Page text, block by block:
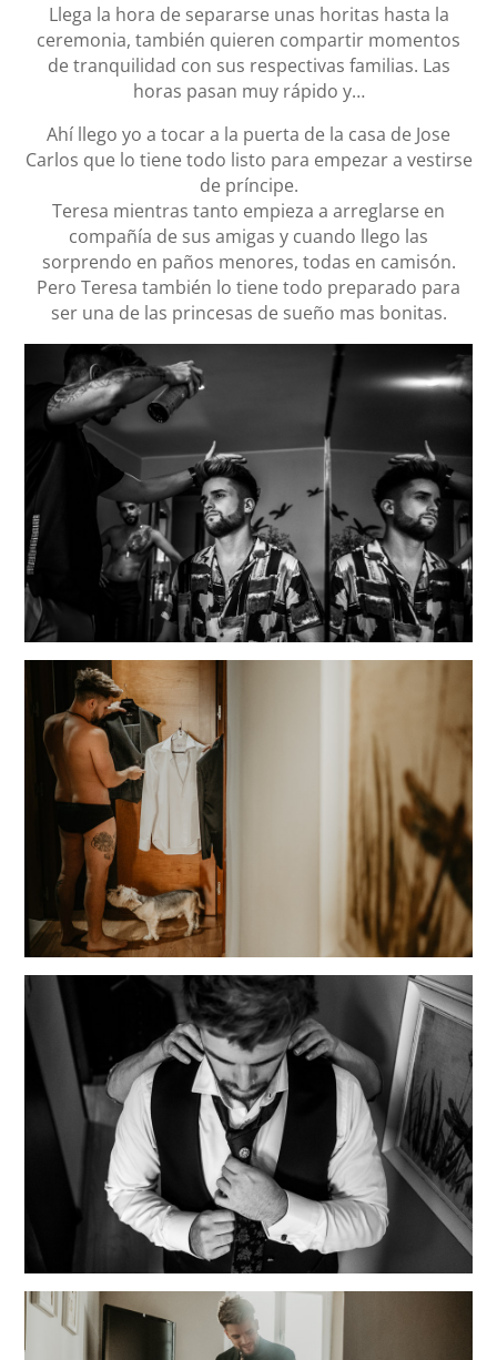
Llega la hora de separarse unas horitas hasta la
ceremonia, también quieren compartir momentos
de tranquilidad con sus respectivas familias. Las
horas pasan muy rápido y…
Ahí llego yo a tocar a la puerta de la casa de Jose
Carlos que lo tiene todo listo para empezar a vestirse
de príncipe.
Teresa mientras tanto empieza a arreglarse en
compañía de sus amigas y cuando llego las
sorprendo en paños menores, todas en camisón.
Pero Teresa también lo tiene todo preparado para
ser una de las princesas de sueño mas bonitas.